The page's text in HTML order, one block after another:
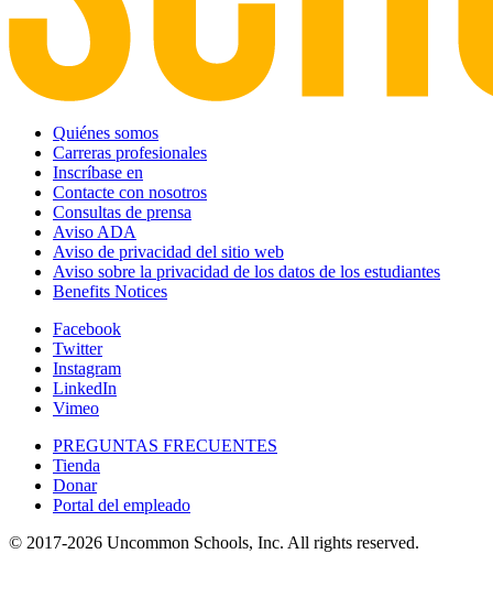
Quiénes somos
Carreras profesionales
Inscríbase en
Contacte con nosotros
Consultas de prensa
Aviso ADA
Aviso de privacidad del sitio web
Aviso sobre la privacidad de los datos de los estudiantes
Benefits Notices
Facebook
Twitter
Instagram
LinkedIn
Vimeo
PREGUNTAS FRECUENTES
Tienda
Donar
Portal del empleado
© 2017-2026 Uncommon Schools, Inc. All rights reserved.